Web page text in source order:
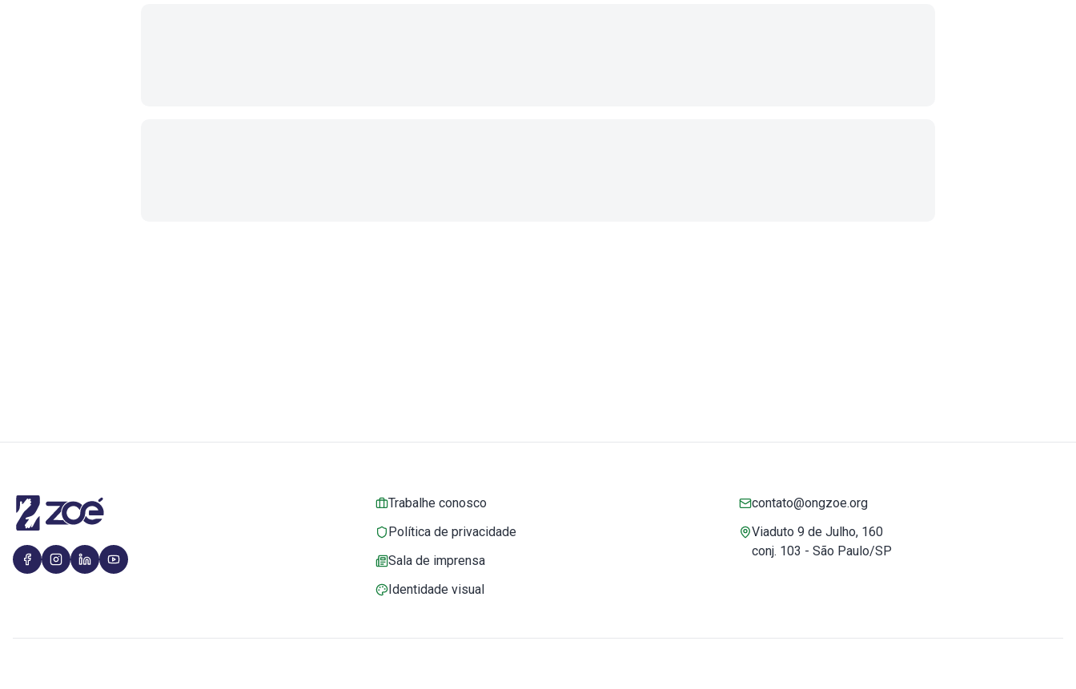
Trabalhe conosco
Política de privacidade
Sala de imprensa
Identidade visual
contato@ongzoe.org
Viaduto 9 de Julho, 160
conj. 103 - São Paulo/SP